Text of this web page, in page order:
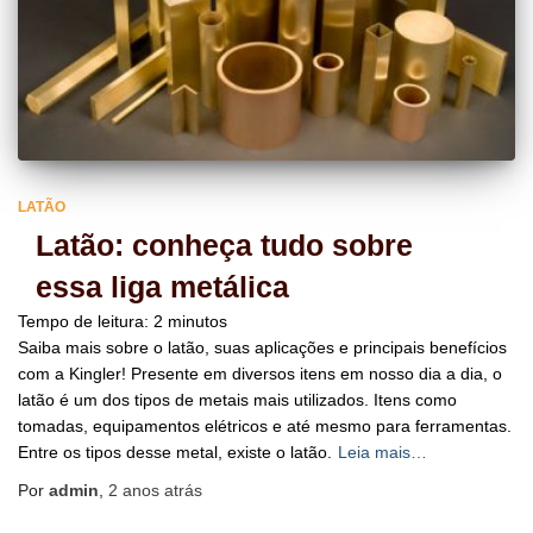
LATÃO
Latão: conheça tudo sobre
essa liga metálica
Tempo de leitura: 2 minutos
Saiba mais sobre o latão, suas aplicações e principais benefícios
com a Kingler! Presente em diversos itens em nosso dia a dia, o
latão é um dos tipos de metais mais utilizados. Itens como
tomadas, equipamentos elétricos e até mesmo para ferramentas.
Entre os tipos desse metal, existe o latão.
Leia mais…
Por admin 2 anos atrás